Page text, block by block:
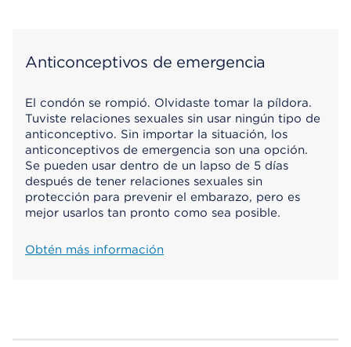
Anticonceptivos de emergencia
El condón se rompió. Olvidaste tomar la píldora.
Tuviste relaciones sexuales sin usar ningún tipo de
anticonceptivo. Sin importar la situación, los
anticonceptivos de emergencia son una opción.
Se pueden usar dentro de un lapso de 5 días
después de tener relaciones sexuales sin
protección para prevenir el embarazo, pero es
mejor usarlos tan pronto como sea posible.
Obtén más información